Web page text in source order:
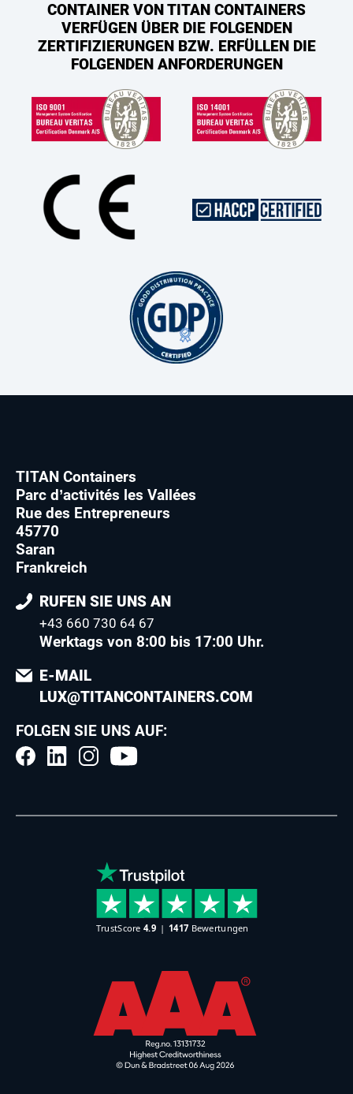
CONTAINER VON TITAN CONTAINERS
VERFÜGEN ÜBER DIE FOLGENDEN
ZERTIFIZIERUNGEN BZW. ERFÜLLEN DIE
FOLGENDEN ANFORDERUNGEN
TITAN Containers
Parc d’activités les Vallées
Rue des Entrepreneurs
45770
Saran
Frankreich
RUFEN SIE UNS AN
+43 660 730 64 67
Werktags von 8:00 bis 17:00 Uhr.
E-MAIL
LUX@TITANCONTAINERS.COM
FOLGEN SIE UNS AUF: